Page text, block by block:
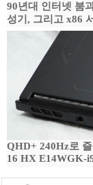
90년대 인터넷 붐
성기, 그리고 x86
QHD+ 240Hz로
16 HX E14WGK-